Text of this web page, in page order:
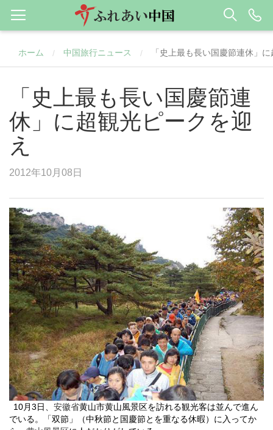
ホーム / 中国旅行ニュース / 「史上最も長い国慶節連休」
「史上最も長い国慶節連
休」に超観光ピークを迎
え
2012年10月08日
10月3日 安徽省黄山市黄山風景区を訪れる観光客は並んで進ん
でいる。「双節」（中秋節と国慶節とを重なる休暇）に入ってか